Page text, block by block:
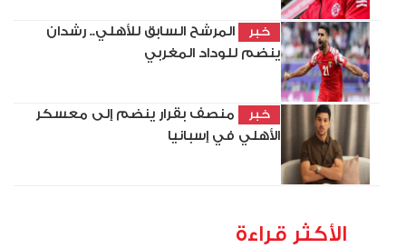
خبر
المرشح السابق للأهلي.. رشدان
ينضم للوداد المغربي
خبر
منصف بقرار ينضم إلى معسكر
الأهلي في إسبانيا
الأكثر قراءة